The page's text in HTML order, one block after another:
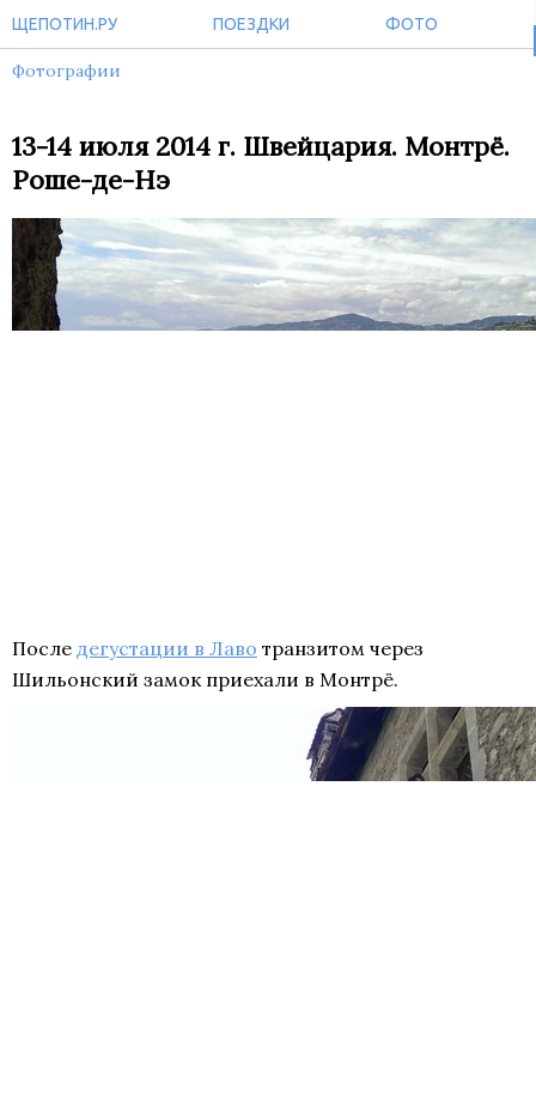
ЩЕПОТИН.РУ ПОЕЗДКИ ФОТО
Фотографии
13-14 июля 2014 г. Швейцария. Монтрё.
Роше-де-Нэ
После дегустации в Лаво транзитом через
Шильонский замок приехали в Монтрё.